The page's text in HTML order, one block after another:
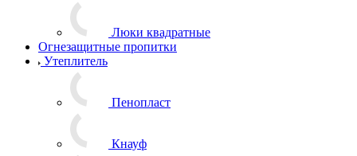
Люки квадратные
Огнезащитные пропитки
Утеплитель
Пенопласт
Кнауф